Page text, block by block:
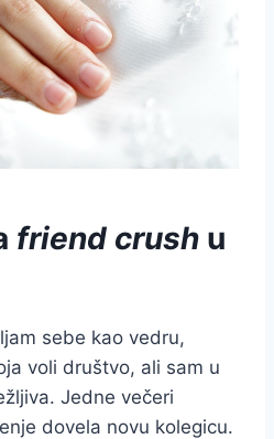
friend crush u
sebe kao vedru,
voli društvo, ali sam u
Jedne večeri
dovela novu kolegicu.